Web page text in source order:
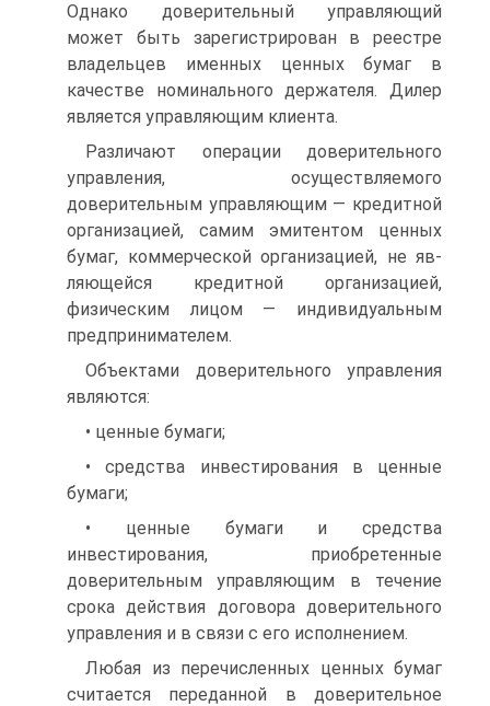
Однако доверительный управляющий
может быть зарегистрирован в реестре
владельцев именных ценных бумаг в
качестве номинального держателя. Дилер
является управ­ляющим клиента.
Различают операции доверительного
управления, осуществляе­мого
доверительным управляющим — кредитной
организацией, са­мим эмитентом ценных
бумаг, коммерческой организацией, не яв­
ляющейся кредитной организацией,
физическим лицом — индиви­дуальным
предпринимателем.
Объектами доверительного управления
являются:
• ценные бумаги;
• средства инвестирования в ценные
бумаги;
• ценные бумаги и средства
инвестирования, приобретенные
доверительным управляющим в течение
срока действия договора доверительного
управления и в связи с его исполнением.
Любая из перечисленных ценных бумаг
считается переданной в доверительное